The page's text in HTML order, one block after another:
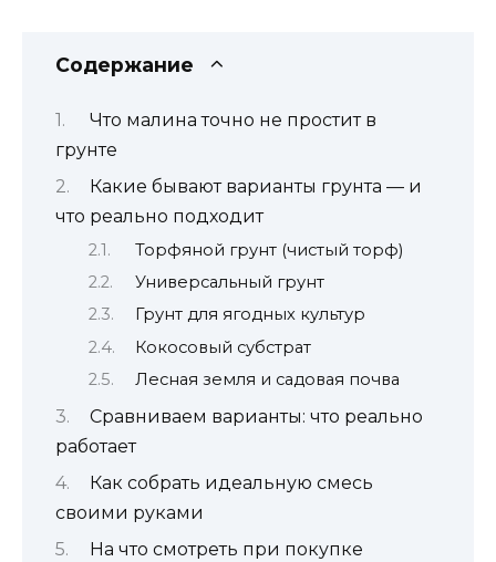
Содержание
Что малина точно не простит в
грунте
Какие бывают варианты грунта — и
что реально подходит
Торфяной грунт (чистый торф)
Универсальный грунт
Грунт для ягодных культур
Кокосовый субстрат
Лесная земля и садовая почва
Сравниваем варианты: что реально
работает
Как собрать идеальную смесь
своими руками
На что смотреть при покупке